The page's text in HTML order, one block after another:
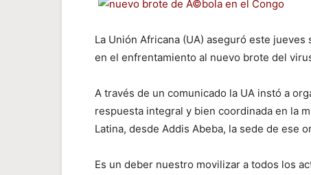
La Unión Africana (UA) aseguró este
en el enfrentamiento al nuevo brote del
A través de un comunicado la UA instó a
respuesta integral y bien coordinada en la
Latina, desde Addis Abeba, la sede de ese
Es un deber nuestro movilizar a todos los